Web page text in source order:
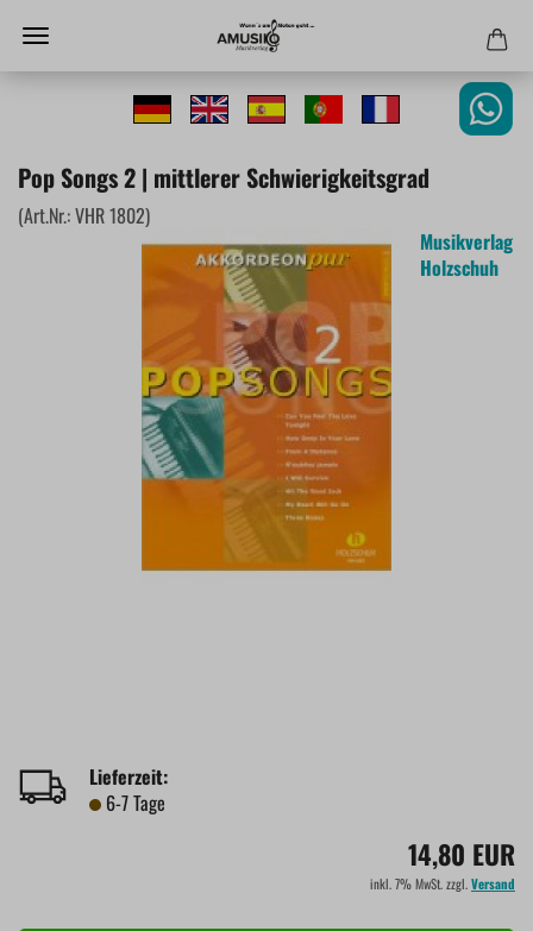
Pop Songs 2 | mittlerer Schwierigkeitsgrad
(Art.Nr.:VHR 1802)
Musikverlag
Holzschuh
Lieferzeit:
6-7 Tage
14,80 EUR
inkl. 7% MwSt. zzgl.Versand